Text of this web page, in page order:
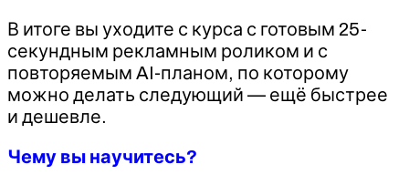
В итоге вы уходите с курса с готовым 25-
секундным рекламным роликом и с
повторяемым AI-планом, по которому
можно делать следующий — ещё быстрее
и дешевле.
Чему вы научитесь?